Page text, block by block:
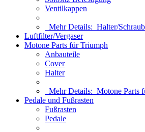
Ventilkappen
Mehr Details: Halter/
Luftfilter/Vergaser
Motone Parts für Triumph
Anbauteile
Cover
Halter
Mehr Details: Motone Parts
Pedale und Fußrasten
Fußrasten
Pedale